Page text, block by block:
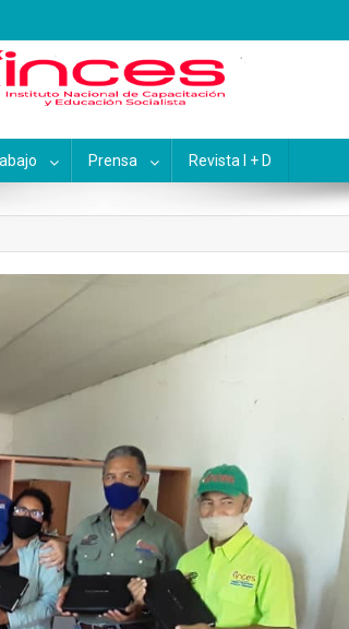
Educación
Prensa Revista I + D